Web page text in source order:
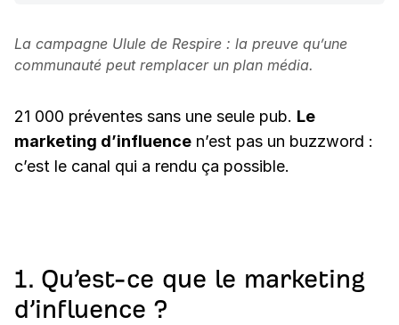
La campagne Ulule de Respire : la preuve qu’une
communauté peut remplacer un plan média.
21 000 préventes sans une seule pub. Le
marketing d’influence n’est pas un buzzword :
c’est le canal qui a rendu ça possible.
1. Qu’est-ce que le marketing
d’influence ?